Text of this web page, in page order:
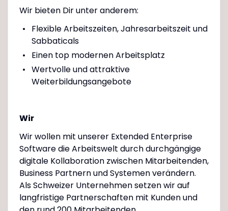
Wir bieten Dir unter anderem:
Flexible Arbeitszeiten, Jahresarbeitszeit und
Sabbaticals
Einen top modernen Arbeitsplatz
Wertvolle und attraktive
Weiterbildungsangebote
Wir
Wir wollen mit unserer Extended Enterprise
Software die Arbeitswelt durch durchgängige
digitale Kollaboration zwischen Mitarbeitenden,
Business Partnern und Systemen verändern.
Als Schweizer Unternehmen setzen wir auf
langfristige Partnerschaften mit Kunden und